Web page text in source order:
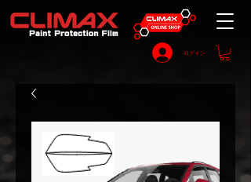
ログイン